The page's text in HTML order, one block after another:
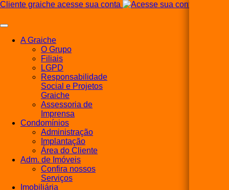
Cliente graiche acesse sua conta
A Graiche
O Grupo
Filiais
LGPD
Responsabilidade
Social e Projetos
Graiche
Assessoria de
Imprensa
Condomínios
Administração
Implantação
Área do Cliente
Adm. de Imóveis
Confira nossos
Serviços
Imobiliária